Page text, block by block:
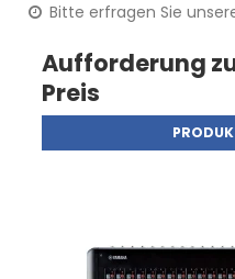
Bitte erfragen Sie
Aufforderung
Preis